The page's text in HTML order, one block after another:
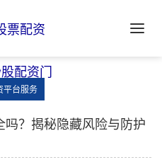
票配资
配资门
平台服务
？揭秘隐藏风险与防护